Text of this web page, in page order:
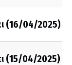
(16/04/2025)
(15/04/2025)